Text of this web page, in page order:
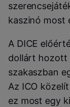
kaszinó most
A DICE
dollárt hozott
szakaszban
Az ICO
ez most egy